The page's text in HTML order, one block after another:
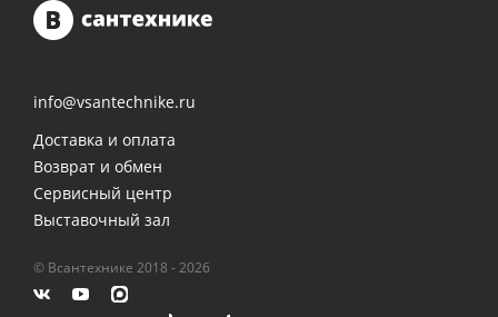
info@vsantechnike.ru
Доставка и оплата
Возврат и обмен
Сервисный центр
Выставочный зал
© Всантехнике 2018 - 2026